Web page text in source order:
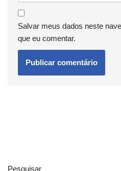
Salvar meus dados neste
que eu comentar.
Pesquisar